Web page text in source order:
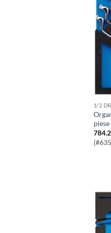
1/2
Organizator Cu Chei Inelare Cotite 8
piese